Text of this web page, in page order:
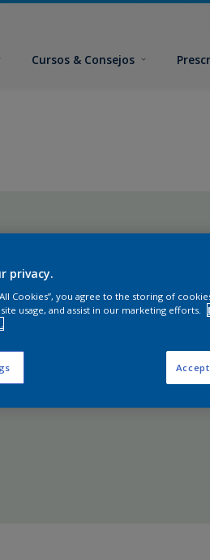
Cursos & Consejos
privacy.
Cookies”, you agree to the storing of
usage, and assist in our marketing efforts.